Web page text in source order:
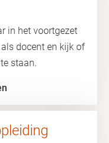
in het voortgezet
docent en kijk of
staan.